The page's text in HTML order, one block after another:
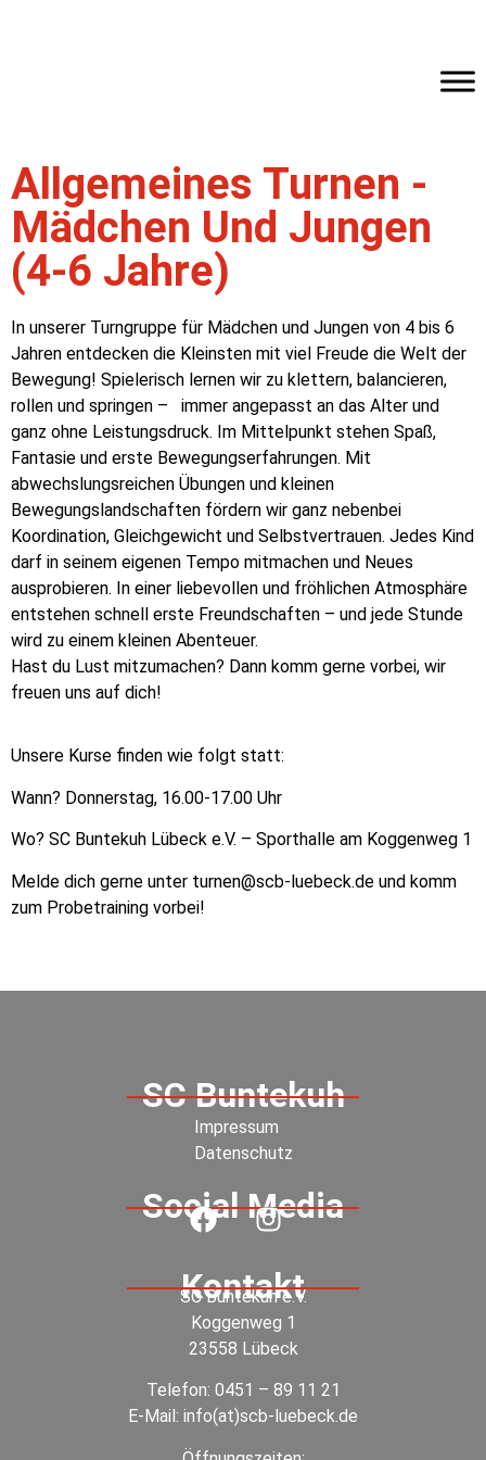
Allgemeines Turnen -
Mädchen Und Jungen
(4-6 Jahre)
In unserer Turngruppe für Mädchen und Jungen von 4 bis 6
Jahren entdecken die Kleinsten mit viel Freude die Welt der
Bewegung! Spielerisch lernen wir zu klettern, balancieren,
rollen und springen – immer angepasst an das Alter und
ganz ohne Leistungsdruck. Im Mittelpunkt stehen Spaß,
Fantasie und erste Bewegungserfahrungen. Mit
abwechslungsreichen Übungen und kleinen
Bewegungslandschaften fördern wir ganz nebenbei
Koordination, Gleichgewicht und Selbstvertrauen. Jedes Kind
darf in seinem eigenen Tempo mitmachen und Neues
ausprobieren. In einer liebevollen und fröhlichen Atmosphäre
entstehen schnell erste Freundschaften – und jede Stunde
wird zu einem kleinen Abenteuer.
Hast du Lust mitzumachen? Dann komm gerne vorbei, wir
freuen uns auf dich!
Unsere Kurse finden wie folgt statt:
Wann? Donnerstag, 16.00-17.00 Uhr
Wo? SC Buntekuh Lübeck e.V. – Sporthalle am Koggenweg 1
Melde dich gerne unter turnen@scb-luebeck.de und komm
zum Probetraining vorbei!
SC Buntekuh
Impressum
Datenschutz
Social Media
Kontakt
SC Buntekuh e.V.
Koggenweg 1
23558 Lübeck
Telefon: 0451 – 89 11 21
E-Mail: info(at)scb-luebeck.de